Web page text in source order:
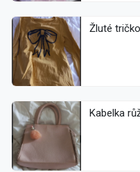
Žluté
Kabelka